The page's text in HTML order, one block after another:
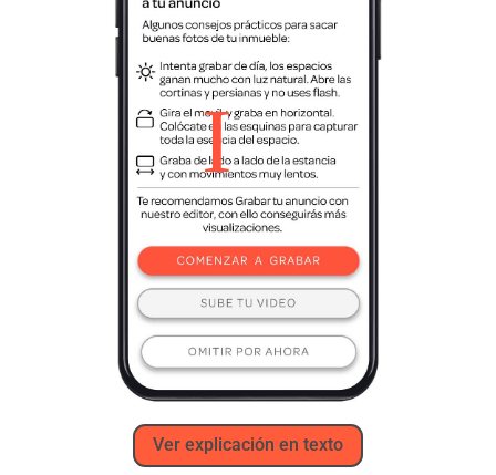
Ver explicación en texto